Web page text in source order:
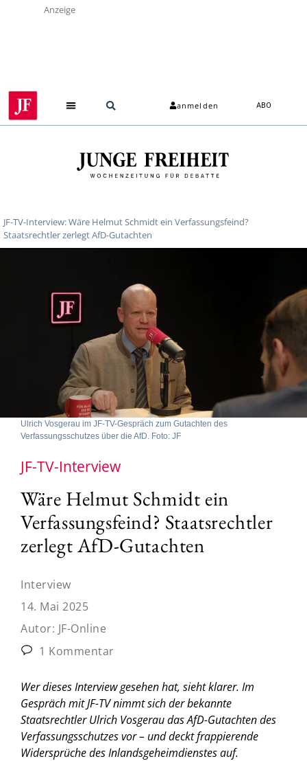
Anzeige
anmelden ABO
JF-TV-Interview: Wäre Helmut Schmidt ein Verfassungsfeind?
Staatsrechtler zerlegt AfD-Gutachten
Ulrich Vosgerau im JF-TV-Gespräch zum Gutachten des
Verfassungsschutzes über die AfD. Foto: JF
JF-TV-Interview
Wäre Helmut Schmidt ein
Verfassungsfeind? Staatsrechtler
zerlegt AfD-Gutachten
Interview
14. Mai 2025
Autor: JF-Online
1 Kommentar
Wer dieses Interview gesehen hat, sieht klarer. Im
Gespräch mit JF-TV nimmt sich der bekannte
Staatsrechtler Ulrich Vosgerau das AfD-Gutachten des
Verfassungsschutzes vor – und deckt frappierende
Widersprüche des Inlandsgeheimdienstes auf.